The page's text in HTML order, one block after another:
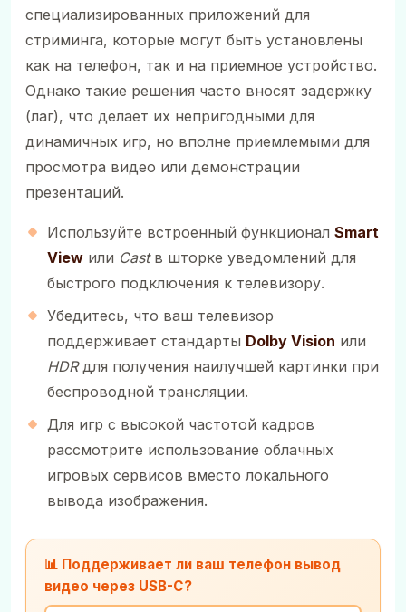
специализированных приложений для
стриминга, которые могут быть установлены
как на телефон, так и на приемное устройство.
Однако такие решения часто вносят задержку
(лаг), что делает их непригодными для
динамичных игр, но вполне приемлемыми для
просмотра видео или демонстрации
презентаций.
Используйте встроенный функционал Smart
View или Castв шторке уведомлений для
быстрого подключения к телевизору.
Убедитесь, что ваш телевизор
поддерживает стандарты Dolby Vision или
HDRдля получения наилучшей картинки при
беспроводной трансляции.
Для игр с высокой частотой кадров
рассмотрите использование облачных
игровых сервисов вместо локального
вывода изображения.
📊 Поддерживает ли ваш телефон вывод
видео через USB-C?